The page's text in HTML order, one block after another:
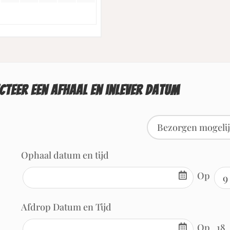
een afhaal en inlever datum
Bezorgen
Ophaal datum en tijd
Op
Afdrop Datum en Tijd
Op
18